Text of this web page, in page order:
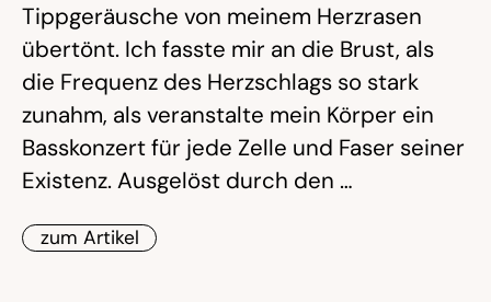
Tippgeräusche von meinem Herzrasen
übertönt. Ich fasste mir an die Brust, als
die Frequenz des Herzschlags so stark
zunahm, als veranstalte mein Körper ein
Basskonzert für jede Zelle und Faser seiner
Existenz. Ausgelöst durch den …
zum Artikel